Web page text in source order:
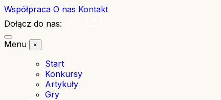
Współpraca O nas Kontakt
Dołącz do nas:
Menu
×
Start
Konkursy
Artykuły
Gry